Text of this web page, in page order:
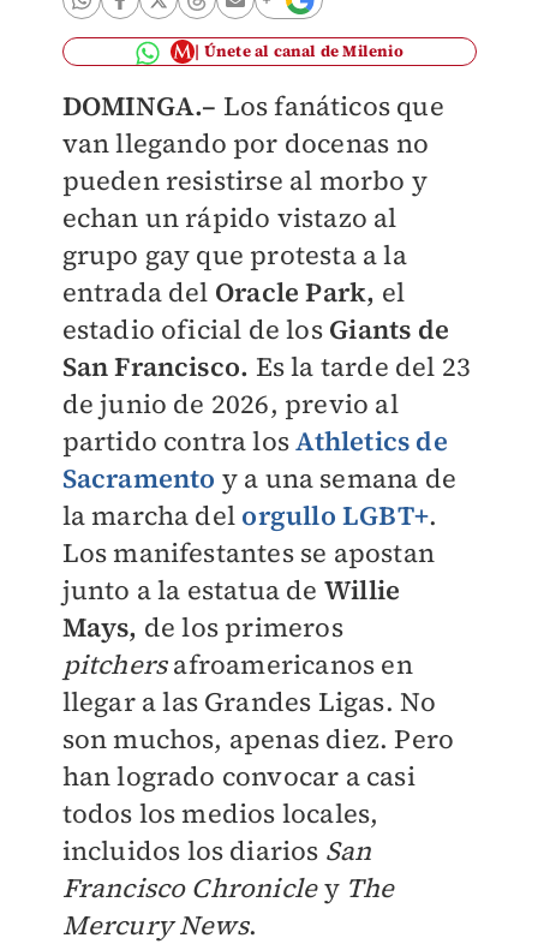
Únete al canal de Milenio
DOMINGA.– Los fanáticos que
van llegando por docenas no
pueden resistirse al morbo y
echan un rápido vistazo al
grupo gay que protesta a la
entrada del Oracle Park, el
estadio oficial de losGiants de
San Francisco. Es la tarde del 23
de junio de 2026, previo al
partido contra losAthletics de
Sacramento y a una semana de
la marcha del orgullo LGBT+.
Los manifestantes se apostan
junto a la estatua de Willie
Mays, de los primeros
pitchersafroamericanos en
llegar a las Grandes Ligas. No
son muchos, apenas diez. Pero
han logrado convocar a casi
todos los medios locales,
incluidos los diarios San
Francisco Chronicley The
Mercury News.